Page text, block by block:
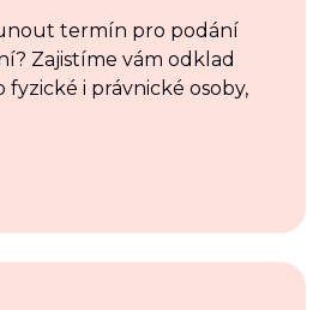
termín pro podání
Zajistíme vám odklad
fyzické i právnické osoby,